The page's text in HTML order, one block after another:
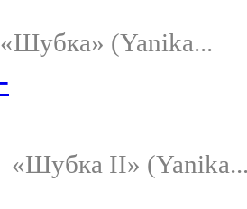
«Шубка» (Yanika...
«Шубка II»